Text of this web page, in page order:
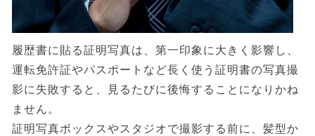
履歴書に貼る証明写真は、第一印象に大きく影響し、
運転免許証やパスポートなど長く使う証明書の写真撮
影に失敗すると、見るたびに後悔することになりかね
ません。
証明写真ボックスやスタジオで撮影する前に、髪型か